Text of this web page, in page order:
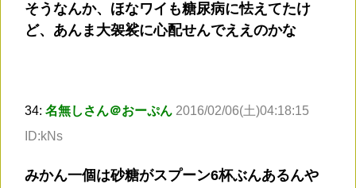
そうなんか、ほなワイも糖尿病に怯えてたけ
ど、あんま大袈裟に心配せんでええのかな
34: 名無しさん＠おーぷん 2016/02/06(土)04:18:15
ID:kNs
みかん一個は砂糖がスプーン6杯ぶんあるんや